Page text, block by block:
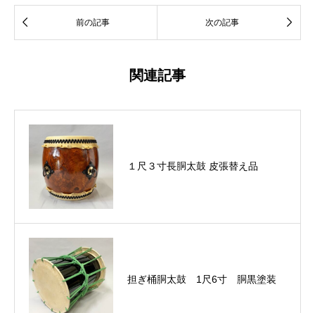
 前の記事 次の記事 
関連記事
１尺３寸長胴太鼓 皮張替え品
担ぎ桶胴太鼓 1尺6寸 胴黒塗装